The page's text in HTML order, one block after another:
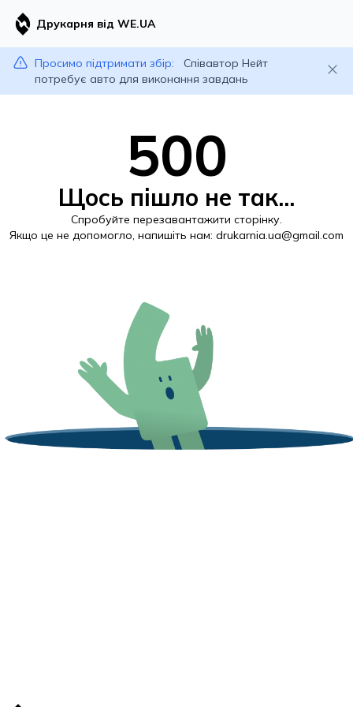
Друкарня від WE.UA
Просимо підтримати збір:
Співавтор Нейт
потребує авто для виконання завдань
500
Щось пішло не так...
Спробуйте перезавантажити сторінку.
Якщо це не допомогло, напишіть нам: drukarnia.ua@gmail.com